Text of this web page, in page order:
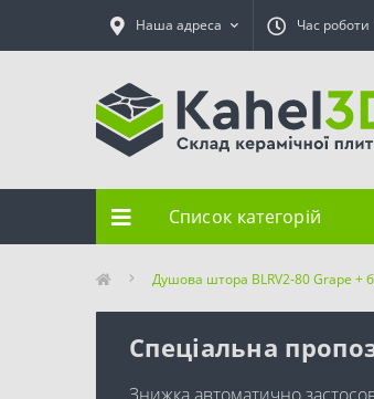
Наша адреса Час роботи
Список категорій
Душова штора BLRV2-80 Grape +
Спеціальна